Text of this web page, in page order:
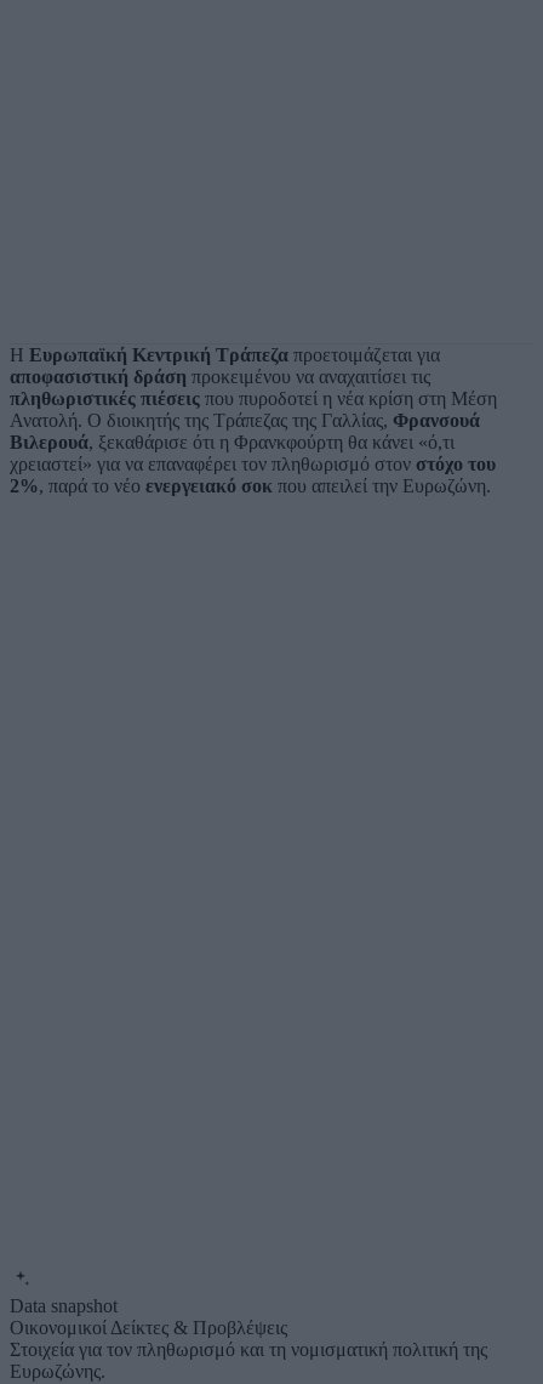
Η Ευρωπαϊκή Κεντρική Τράπεζα προετοιμάζεται για
αποφασιστική δράση προκειμένου να αναχαιτίσει τις
πληθωριστικές πιέσεις που πυροδοτεί η νέα κρίση στη Μέση
Ανατολή. Ο διοικητής της Τράπεζας της Γαλλίας, Φρανσουά
Βιλερουά, ξεκαθάρισε ότι η Φρανκφούρτη θα κάνει «ό,τι
χρειαστεί» για να επαναφέρει τον πληθωρισμό στον στόχο του
2%, παρά το νέο ενεργειακό σοκ που απειλεί την Ευρωζώνη.
Data snapshot
Οικονομικοί Δείκτες & Προβλέψεις
Στοιχεία για τον πληθωρισμό και τη νομισματική πολιτική της
Ευρωζώνης.